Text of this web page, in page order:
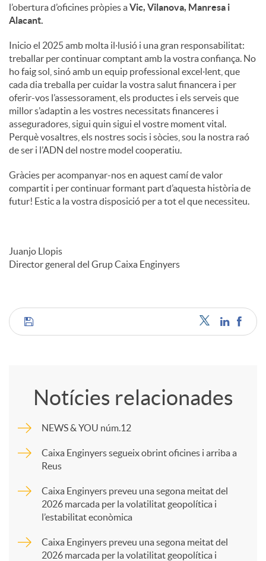
l’obertura d’oficines pròpies aVic, Vilanova, Manresa i
Alacant.
Inicio el 2025 amb molta il·lusió i una gran responsabilitat:
treballar per continuar comptant amb la vostra confiança. No
ho faig sol, sinó amb un equip professional excel·lent, que
cada dia treballa per cuidar la vostra salut financera i per
oferir-vos l’assessorament, els productes i els serveis que
millor s’adaptin a les vostres necessitats financeres i
asseguradores, sigui quin sigui el vostre moment vital.
Perquè vosaltres, els nostres socis i sòcies, sou la nostra raó
de ser i l’ADN del nostre model cooperatiu.
Gràcies per acompanyar-nos en aquest camí de valor
compartit i per continuar formant part d’aquesta història de
futur! Estic a la vostra disposició per a tot el que necessiteu.
Juanjo Llopis
Director general del Grup Caixa Enginyers
C
p
a
Notícies relacionades
NEWS & YOU núm.12
Caixa Enginyers segueix obrint oficines i arriba a
Reus
Caixa Enginyers preveu una segona meitat del
2026 marcada per la volatilitat geopolítica i
l’estabilitat econòmica
Caixa Enginyers preveu una segona meitat del
2026 marcada per la volatilitat geopolítica i